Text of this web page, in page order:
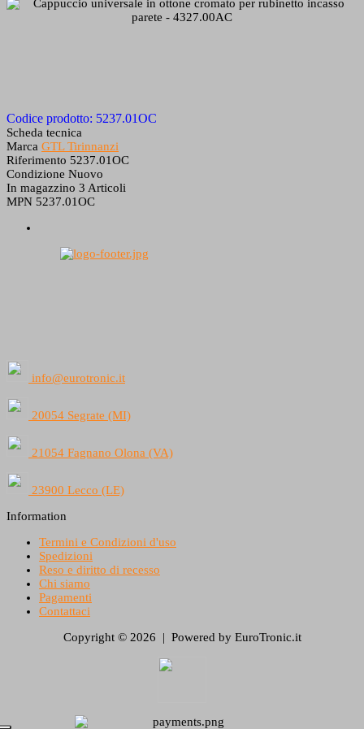
Codice prodotto: 5237.01OC
Scheda tecnica
Marca GTL Tirinnanzi
Riferimento 5237.01OC
Condizione Nuovo
In magazzino 3 Articoli
MPN 5237.01OC
info@eurotronic.it
20054 Segrate (MI)
21054 Fagnano Olona (VA)
23900 Lecco (LE)
Information
Termini e Condizioni d'uso
Spedizioni
Reso e diritto di recesso
Chi siamo
Pagamenti
Contattaci
Copyright © 2026 | Powered by EuroTronic.it